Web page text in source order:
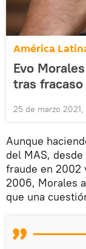
América
Evo
tras
25 de marzo 2021,
Aunque
del MAS,
fraude en 2002
2006, Morales
que una